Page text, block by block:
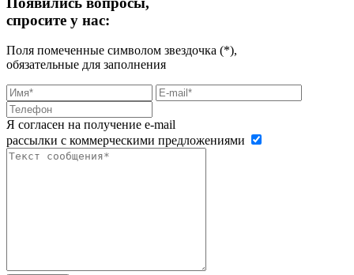
спросите у нас:
Поля помеченные символом звездочка (*),
обязательные для заполнения
Я согласен на получение e-mail
рассылки с коммерческими предложениями